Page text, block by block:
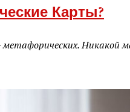
Карты?
метафорических.